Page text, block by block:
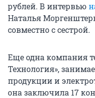
рублей. В интервью
Наталья
совместно с сестрой.
Еще одна компания
Технология»,
продукции и
она заключила 17